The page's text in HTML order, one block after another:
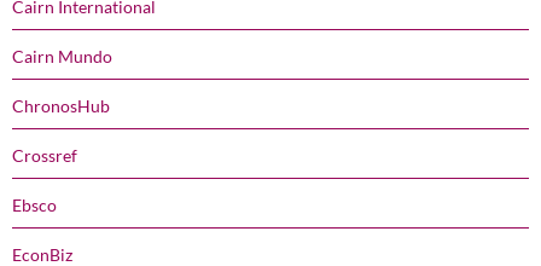
Cairn International
Cairn Mundo
ChronosHub
Crossref
Ebsco
EconBiz